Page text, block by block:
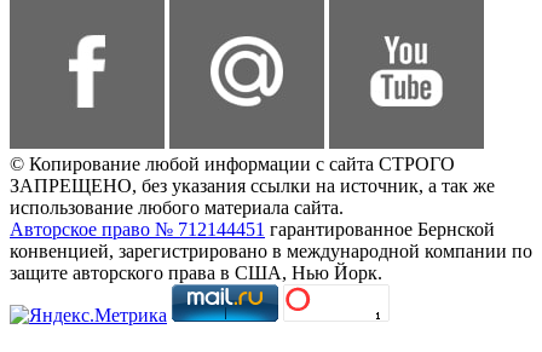
© Копирование любой информации с сайта СТРОГО
ЗАПРЕЩЕНО, без указания ссылки на источник, а так же
использование любого материала сайта.
Авторское право № 712144451 гарантированное Бернской
конвенцией, зарегистрировано в международной компании по
защите авторского права в США, Нью Йорк.